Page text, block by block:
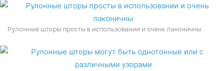
Рулонные шторы просты в использовании и очень лаконичны